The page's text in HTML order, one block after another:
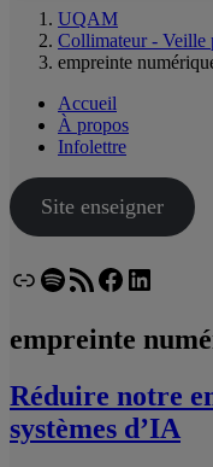
UQAM
Collimateur - Veille
empreinte
Accueil
À propos
Infolettre
Site enseigner
LienSpotify
Flux RSSFacebook
empreinte
Réduire notre
systèmes d’IA